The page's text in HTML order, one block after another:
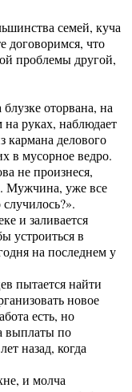
семей, куча
договоримся, что
проблемы другой,
оторвана, на
руках, наблюдает
кармана делового
в мусорное ведро.
не произнеся,
Мужчина, уже все
и заливается
устроиться в
на последнем у
пытается найти
новое
есть, но
выплаты по
назад, когда
и молча